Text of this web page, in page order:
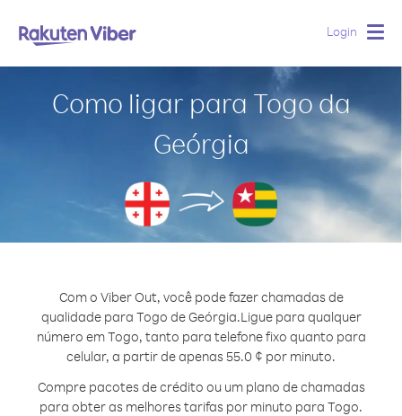
Login
Como ligar para Togo da
Geórgia
Com o Viber Out, você pode fazer chamadas de
qualidade para Togo de Geórgia.Ligue para qualquer
número em Togo, tanto para telefone fixo quanto para
celular, a partir de apenas 55.0 ¢ por minuto.
Compre pacotes de crédito ou um plano de chamadas
para obter as melhores tarifas por minuto para Togo.